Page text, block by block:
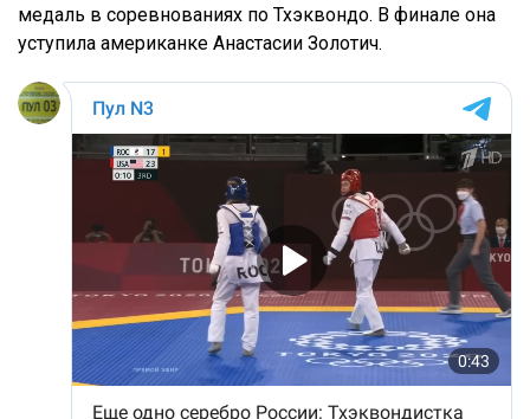
медаль в соревнованиях по Тхэквондо. В финале она
уступила американке Анастасии Золотич.